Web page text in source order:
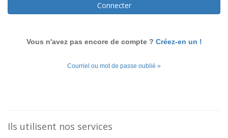
Connecter
Vous n'avez pas encore de compte ? Créez-en un !
Courriel ou mot de passe oublié »
Ils utilisent nos services